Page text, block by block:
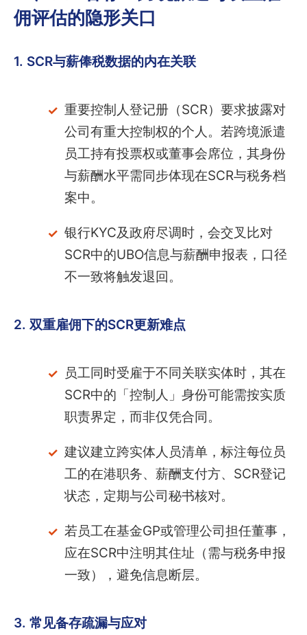
佣评估的隐形关口
1. SCR与薪俸税数据的内在关联
重要控制人登记册（SCR）要求披露对
公司有重大控制权的个人。若跨境派遣
员工持有投票权或董事会席位，其身份
与薪酬水平需同步体现在SCR与税务档
案中。
银行KYC及政府尽调时，会交叉比对
SCR中的UBO信息与薪酬申报表，口径
不一致将触发退回。
2. 双重雇佣下的SCR更新难点
员工同时受雇于不同关联实体时，其在
SCR中的「控制人」身份可能需按实质
职责界定，而非仅凭合同。
建议建立跨实体人员清单，标注每位员
工的在港职务、薪酬支付方、SCR登记
状态，定期与公司秘书核对。
若员工在基金GP或管理公司担任董事，
应在SCR中注明其住址（需与税务申报
一致），避免信息断层。
3. 常见备存疏漏与应对